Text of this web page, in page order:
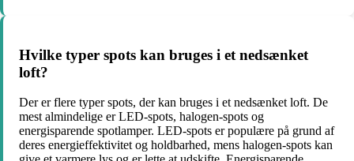
Hvilke typer spots kan bruges i et nedsænket
loft?
Der er flere typer spots, der kan bruges i et nedsænket loft. De
mest almindelige er LED-spots, halogen-spots og
energisparende spotlamper. LED-spots er populære på grund af
deres energieffektivitet og holdbarhed, mens halogen-spots kan